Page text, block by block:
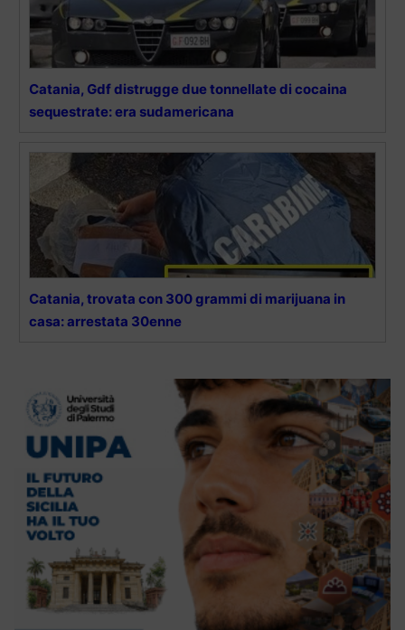
Catania, Gdf distrugge due tonnellate di cocaina
sequestrate: era sudamericana
Catania, trovata con 300 grammi di marijuana in
casa: arrestata 30enne